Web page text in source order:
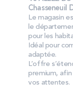
Chasseneuil
Le magasin
le
pour les
Idéal pour
adaptée.
L’offre
premium,
vos attentes.